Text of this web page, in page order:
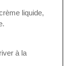
liquide,
à la